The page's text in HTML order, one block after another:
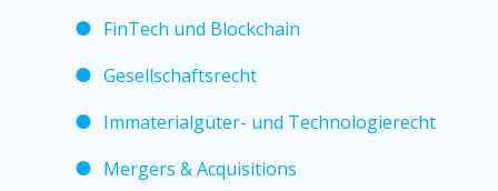
FinTech und Blockchain
Gesellschaftsrecht
Immaterialgüter- und Technologierecht
Mergers & Acquisitions